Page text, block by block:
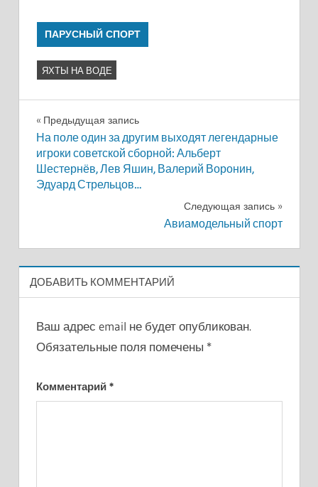
ПАРУСНЫЙ СПОРТ
ЯХТЫ НА ВОДЕ
Навигация
по
записям
Предыдущая запись
На поле один за другим выходят легендарные
игроки советской сборной: Альберт
Шестернёв, Лев Яшин, Валерий Воронин,
Эдуард Стрельцов…
Следующая запись
Авиамодельный спорт
ДОБАВИТЬ КОММЕНТАРИЙ
Ваш адрес email не будет опубликован.
Обязательные поля помечены *
Комментарий *